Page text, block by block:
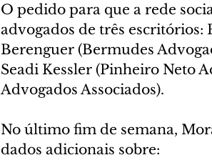
O pedido para que a rede
advogados de três escritórios:
Berenguer (Bermudes
Seadi Kessler (Pinheiro Neto
Advogados Associados).
No último fim de semana,
dados adicionais sobre: